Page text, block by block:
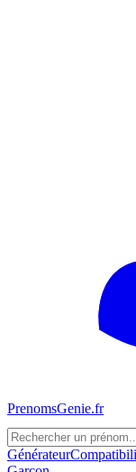
PrenomsGenie.fr
Générateur